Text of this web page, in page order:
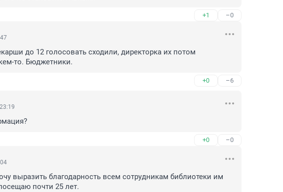
+1 –0
до 12 голосовать сходили, директорка их потом
то. Бюджетники.
+0 –6
+0 –0
выразить благодарность всем сотрудникам библиотеки им
почти 25 лет.